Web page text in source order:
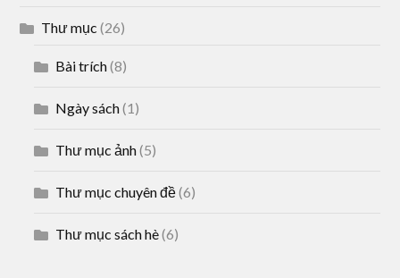
Thư mục (26)
Bài trích(8)
Ngày sách(1)
Thư mục ảnh(5)
Thư mục chuyên đề(6)
Thư mục sách hè(6)